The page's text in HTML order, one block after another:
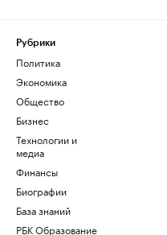
Рубрики
Политика
Экономика
Общество
Бизнес
Технологии и
медиа
Финансы
Биографии
База знаний
РБК Образование